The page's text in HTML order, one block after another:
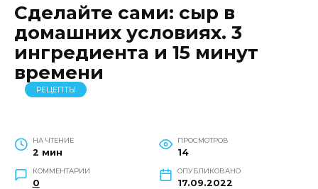
Сделайте сами: сыр в
домашних условиях. 3
ингредиента и 15 минут
времени
РЕЦЕПТЫ
НА ЧТЕНИЕ
2 мин
ПРОСМОТРОВ
14
КОММЕНТАРИИ
0
ОПУБЛИКОВАНО
17.09.2022